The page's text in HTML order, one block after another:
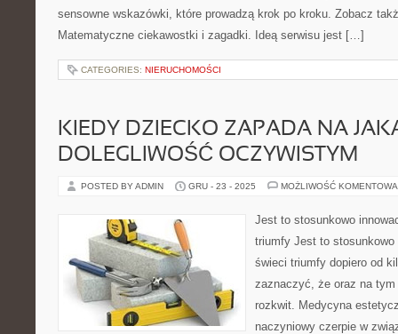
sensowne wskazówki, które prowadzą krok po kroku. Zobacz
Matematyczne ciekawostki i zagadki. Ideą serwisu jest […]
CATEGORIES: NIERUCHOMOŚCI
KIEDY DZIECKO ZAPADA NA
DOLEGLIWOŚĆ OCZYWISTYM
POSTED BY ADMIN GRU - 23 - 2025 MOŻLIWOŚĆ
Jest to stosunkowo
triumfy Jest to
świeci triumfy dopiero od
zaznaczyć, że oraz na tym
rozkwit. Medycyna
naczyniowy czerpie w